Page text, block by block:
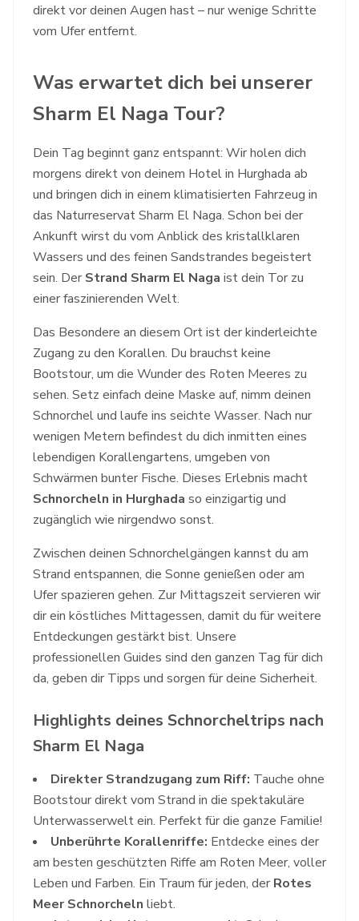
direkt vor deinen Augen hast – nur wenige Schritte
vom Ufer entfernt.
Was erwartet dich bei unserer
Sharm El Naga Tour?
Dein Tag beginnt ganz entspannt: Wir holen dich
morgens direkt von deinem Hotel in Hurghada ab
und bringen dich in einem klimatisierten Fahrzeug in
das Naturreservat Sharm El Naga. Schon bei der
Ankunft wirst du vom Anblick des kristallklaren
Wassers und des feinen Sandstrandes begeistert
sein. Der Strand Sharm El Naga ist dein Tor zu
einer faszinierenden Welt.
Das Besondere an diesem Ort ist der kinderleichte
Zugang zu den Korallen. Du brauchst keine
Bootstour, um die Wunder des Roten Meeres zu
sehen. Setz einfach deine Maske auf, nimm deinen
Schnorchel und laufe ins seichte Wasser. Nach nur
wenigen Metern befindest du dich inmitten eines
lebendigen Korallengartens, umgeben von
Schwärmen bunter Fische. Dieses Erlebnis macht
Schnorcheln in Hurghada so einzigartig und
zugänglich wie nirgendwo sonst.
Zwischen deinen Schnorchelgängen kannst du am
Strand entspannen, die Sonne genießen oder am
Ufer spazieren gehen. Zur Mittagszeit servieren wir
dir ein köstliches Mittagessen, damit du für weitere
Entdeckungen gestärkt bist. Unsere
professionellen Guides sind den ganzen Tag für dich
da, geben dir Tipps und sorgen für deine Sicherheit.
Highlights deines Schnorcheltrips nach
Sharm El Naga
Direkter Strandzugang zum Riff: Tauche ohne
Bootstour direkt vom Strand in die spektakuläre
Unterwasserwelt ein. Perfekt für die ganze Familie!
Unberührte Korallenriffe: Entdecke eines der
am besten geschützten Riffe am Roten Meer, voller
Leben und Farben. Ein Traum für jeden, der Rotes
Meer Schnorcheln liebt.